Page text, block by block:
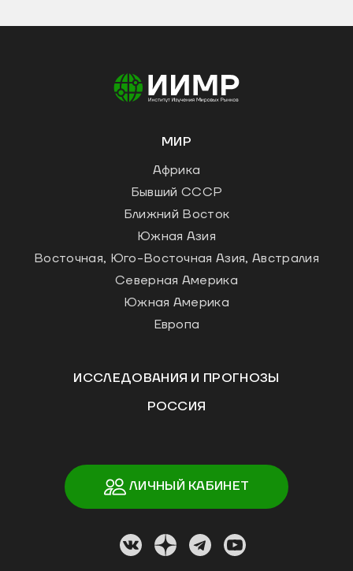
МИР
Африка
Бывший СССР
Ближний Восток
Южная Азия
Восточная, Юго-Восточная Азия, Австралия
Северная Америка
Южная Америка
Европа
ИССЛЕДОВАНИЯ И ПРОГНОЗЫ
РОССИЯ
ЛИЧНЫЙ КАБИНЕТ